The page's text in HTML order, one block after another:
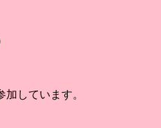
しています。